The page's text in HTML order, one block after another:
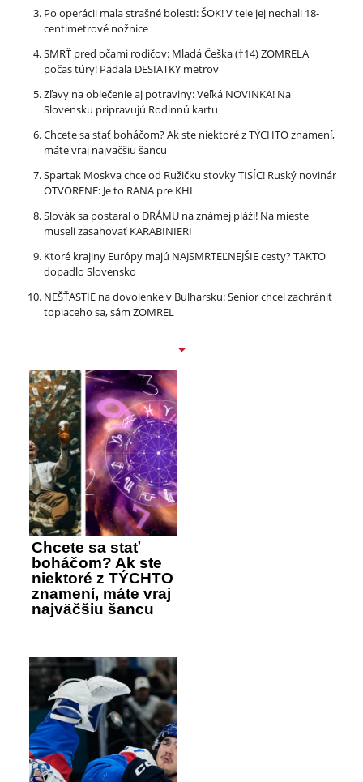
Po operácii mala strašné bolesti: ŠOK! V tele jej nechali 18-
centimetrové nožnice
SMRŤ pred očami rodičov: Mladá Češka (†14) ZOMRELA
počas túry! Padala DESIATKY metrov
Zľavy na oblečenie aj potraviny: Veľká NOVINKA! Na
Slovensku pripravujú Rodinnú kartu
Chcete sa stať boháčom? Ak ste niektoré z TÝCHTO znamení,
máte vraj najväčšiu šancu
Spartak Moskva chce od Ružičku stovky TISÍC! Ruský novinár
OTVORENE: Je to RANA pre KHL
Slovák sa postaral o DRÁMU na známej pláži! Na mieste
museli zasahovať KARABINIERI
Ktoré krajiny Európy majú NAJSMRTEĽNEJŠIE cesty? TAKTO
dopadlo Slovensko
NEŠŤASTIE na dovolenke v Bulharsku: Senior chcel zachrániť
topiaceho sa, sám ZOMREL
Chcete sa stať
boháčom? Ak ste
niektoré z TÝCHTO
znamení, máte vraj
najväčšiu šancu